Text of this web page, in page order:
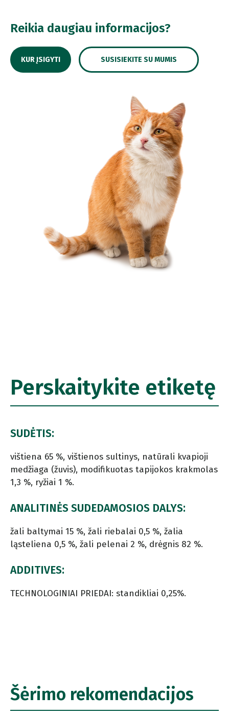
Reikia daugiau informacijos?
KUR ĮSIGYTI SUSISIEKITE SU MUMIS
Perskaitykite etiketę
SUDĖTIS:
vištiena 65 %, vištienos sultinys, natūrali kvapioji
medžiaga (žuvis), modifikuotas tapijokos krakmolas
1,3 %, ryžiai 1 %.
ANALITINĖS SUDEDAMOSIOS DALYS:
žali baltymai 15 %, žali riebalai 0,5 %, žalia
ląsteliena 0,5 %, žali pelenai 2 %, drėgnis 82 %.
ADDITIVES:
TECHNOLOGINIAI PRIEDAI: standikliai 0,25%.
Šėrimo rekomendacijos